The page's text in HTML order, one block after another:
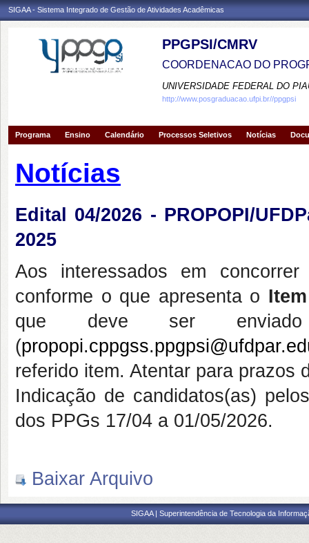
SIGAA - Sistema Integrado de Gestão de Atividades Acadêmicas
PPGPSI/CMRV
COORDENACAO DO
UNIVERSIDADE FEDERAL DO
http://www.posgraduacao.ufpi.br//ppgpsi
Programa Ensino Calendário Processos Seletivos Notícias
Notícias
Edital 04/2026 - PROPOPI/
2025
Aos interessados em
conforme o que apresenta o
que deve ser
(
referido item. Atentar para prazos
Indicação de candidatos(as)
dos PPGs 17/04 a 01/05/2026.
Baixar Arquivo
SIGAA | Superintendência de Tecnologia da